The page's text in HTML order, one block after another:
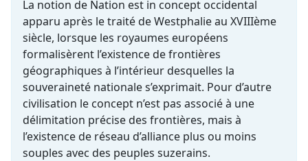
La notion de Nation est in concept occidental
apparu après le traité de Westphalie au XVIIIème
siècle, lorsque les royaumes européens
formalisèrent l’existence de frontières
géographiques à l’intérieur desquelles la
souveraineté nationale s’exprimait. Pour d’autre
civilisation le concept n’est pas associé à une
délimitation précise des frontières, mais à
l’existence de réseau d’alliance plus ou moins
souples avec des peuples suzerains.